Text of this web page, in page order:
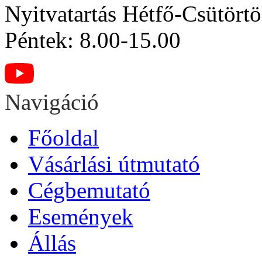
Nyitvatartás Hétfő-
Péntek: 8.00-15.00
Navigáció
Főoldal
Vásárlási útmutató
Cégbemutató
Események
Állás